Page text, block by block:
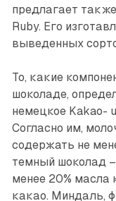
предлагает
Ruby. Его
выведенных
То, какие
шоколаде,
немецкое Kakao-
Согласно им,
содержать не
темный шоколад
менее 20% масла
какао. Миндаль,